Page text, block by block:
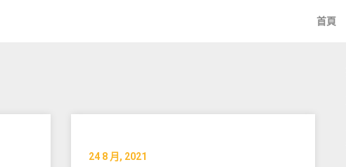
首頁
24 8 月, 2021